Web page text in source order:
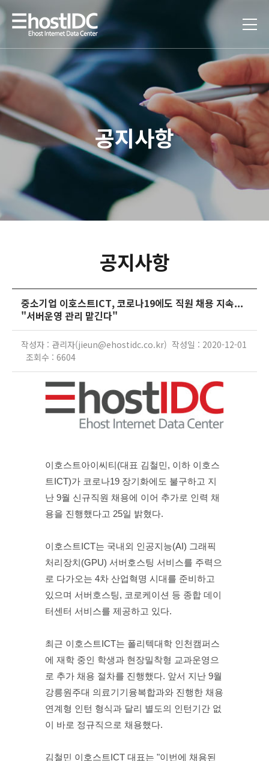
공지사항
공지사항
중소기업 이호스트ICT, 코로나19에도 직원 채용 지속...
"서버운영 관리 맡긴다"
작성자 : 관리자(jieun@ehostidc.co.kr) 작성일 : 2020-12-01
조회수 : 6604
이호스트아이씨티(대표 김철민, 이하 이호스
트ICT)가 코로나19 장기화에도 불구하고 지
난 9월 신규직원 채용에 이어 추가로 인력 채
용을 진행했다고 25일 밝혔다.
이호스트ICT는 국내외 인공지능(AI) 그래픽
처리장치(GPU) 서버호스팅 서비스를 주력으
로 다가오는 4차 산업혁명 시대를 준비하고
있으며 서버호스팅, 코로케이션 등 종합 데이
터센터 서비스를 제공하고 있다.
최근 이호스트ICT는 폴리텍대학 인천캠퍼스
에 재학 중인 학생과 현장밀착형 교과운영으
로 추가 채용 절차를 진행했다. 앞서 지난 9월
강릉원주대 의료기기융복합과와 진행한 채용
연계형 인턴 형식과 달리 별도의 인턴기간 없
이 바로 정규직으로 채용했다.
김철민 이호스트ICT 대표는 "이번에 채용된